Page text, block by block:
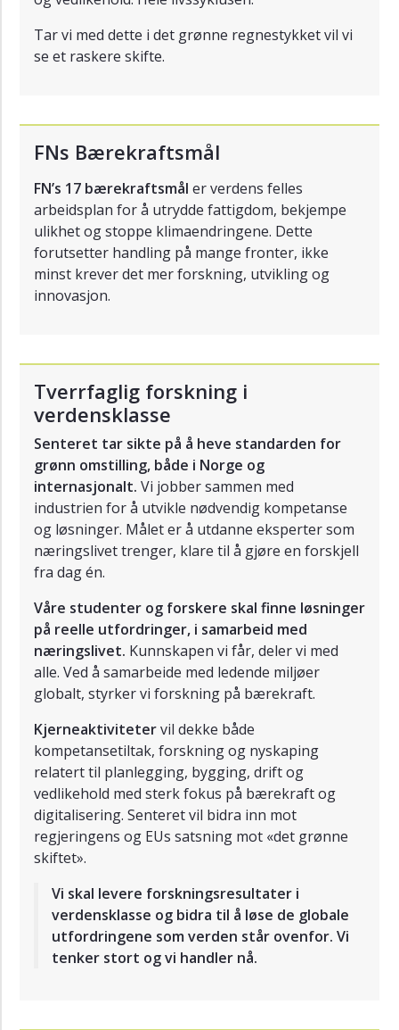
Tar vi med dette i det grønne regnestykket vil vi
se et raskere skifte.
FNs Bærekraftsmål
FN’s 17 bærekraftsmål er verdens felles
arbeidsplan for å utrydde fattigdom, bekjempe
ulikhet og stoppe klimaendringene. Dette
forutsetter handling på mange fronter, ikke
minst krever det mer forskning, utvikling og
innovasjon.
Tverrfaglig forskning i
verdensklasse
Senteret tar sikte på å heve standarden for
grønn omstilling, både i Norge og
internasjonalt. Vi jobber sammen med
industrien for å utvikle nødvendig kompetanse
og løsninger. Målet er å utdanne eksperter som
næringslivet trenger, klare til å gjøre en forskjell
fra dag én.
Våre studenter og forskere skal finne løsninger
på reelle utfordringer, i samarbeid med
næringslivet. Kunnskapen vi får, deler vi med
alle. Ved å samarbeide med ledende miljøer
globalt, styrker vi forskning på bærekraft.
Kjerneaktivitetervil dekke både
kompetansetiltak, forskning og nyskaping
relatert til planlegging, bygging, drift og
vedlikehold med sterk fokus på bærekraft og
digitalisering. Senteret vil bidra inn mot
regjeringens og EUs satsning mot «det grønne
skiftet».
Vi skal levere forskningsresultater i
verdensklasse og bidra til å løse de globale
utfordringene som verden står ovenfor. Vi
tenker stort og vi handler nå.